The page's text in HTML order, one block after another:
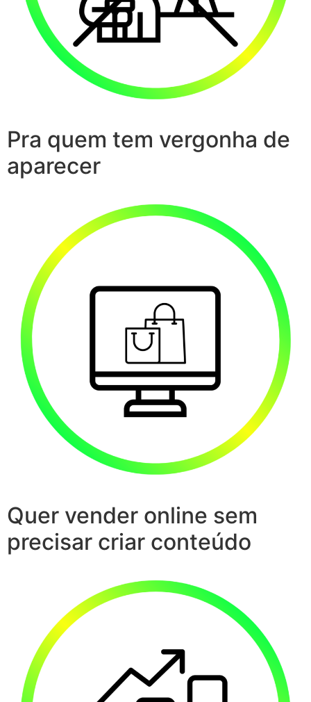
Pra quem tem vergonha de
aparecer
Quer vender online sem
precisar criar conteúdo